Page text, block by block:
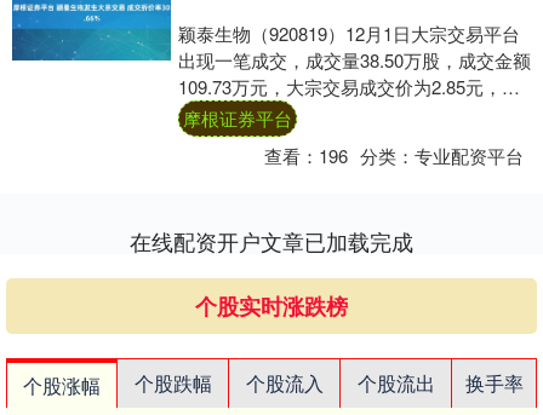
颖泰生物（920819）12月1日大宗交易平台
出现一笔成交，成交量38.50万股，成交金额
109.73万元，大宗交易成交价为2.85元，相
对今日收盘价折价30.....
摩根证券平台
查看： 196 分类：专业配资平台
在线配资开户文章已加载完成
个股实时涨跌榜
个股涨幅 个股跌幅 个股流入 个股流出
换手率